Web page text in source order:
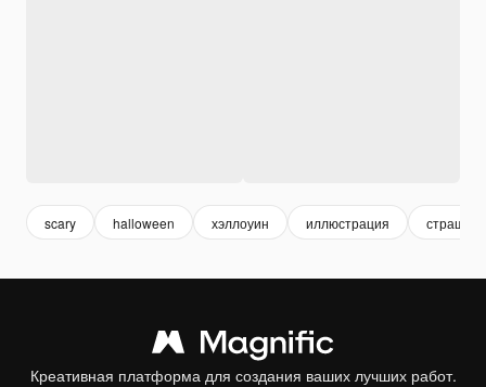
scary halloween хэллоуин иллюстрация страшно
Креативная платформа для создания ваших лучших работ.